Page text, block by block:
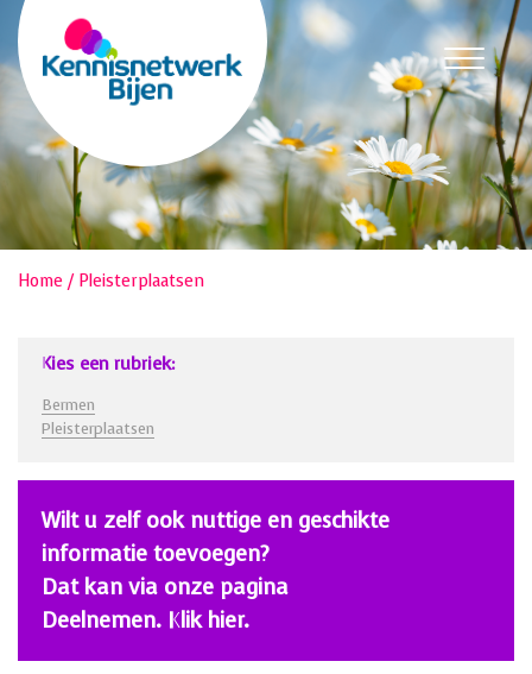
Home / Pleisterplaatsen
Kies een rubriek:
Bermen
Pleisterplaatsen
Wilt u zelf ook nuttige en geschikte
informatie toevoegen?
Dat kan via onze pagina
Deelnemen. Klik hier.